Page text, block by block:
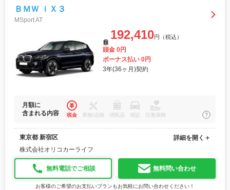
ＢＭＷ ｉＸ３
MSport AT
192,410円（税込）
頭金 0円
ボーナス払い 0円
3年(36ヶ月)契約
月額に
含まれる内容
税金 車検/点検 消耗品 保証 任意保険
東京都 新宿区
株式会社オリコカーライフ
詳細を開く＋
無料電話でご相談 無料問い合わせ
お客様のご希望のお支払いプランもお気軽にお問い合わせください！